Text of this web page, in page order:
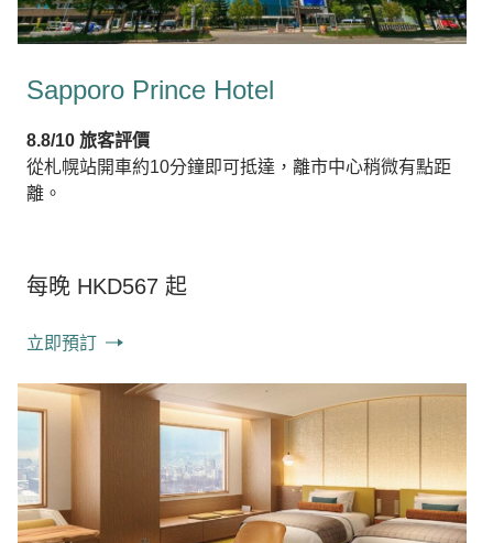
Sapporo Prince Hotel
8.8/10 旅客評價
從札幌站開車約10分鐘即可抵達，離市中心稍微有點距
離。
每晚 HKD567 起
立即預訂